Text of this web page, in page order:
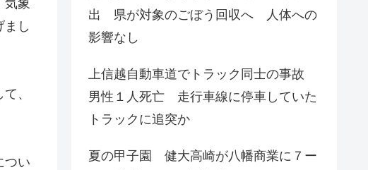
気象
まし
、
つい
出 県が対象のごぼう回収へ 人体への
影響なし
上信越自動車道でトラック同士の事故
男性１人死亡 走行車線に停車していた
トラックに追突か
夏の甲子園 健大高崎が八幡商業に７ー